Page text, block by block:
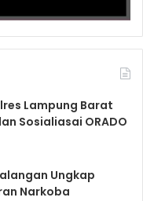
Lampung Barat
Sosialiasai ORADO
Ungkap
Narkoba